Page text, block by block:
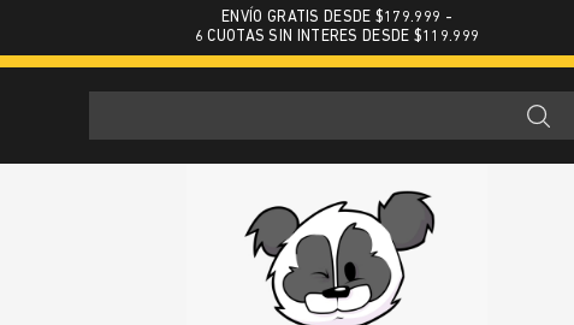
ENVÍO GRATIS DESDE $179.999 -
6 CUOTAS SIN INTERES DESDE $119.999